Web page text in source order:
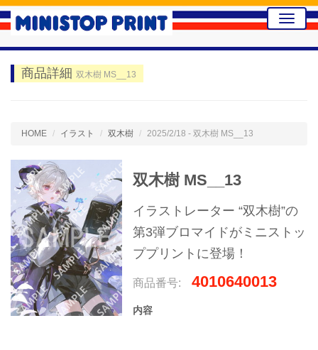
Toggle
商品詳細 双木樹 MS__13
HOME イラスト 双木樹 2025/2/18 - 双木樹 MS__13
双木樹 MS__13
イラストレーター “双木樹”の
第3弾ブロマイドがミニストッ
ププリントに登場！
商品番号: 4010640013
内容